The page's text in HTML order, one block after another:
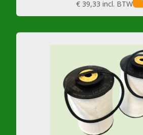
€ 39,33 incl. BTW